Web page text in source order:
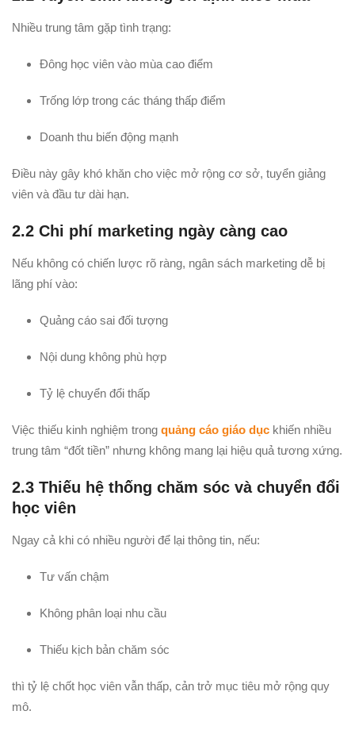
Nhiều trung tâm gặp tình trạng:
Đông học viên vào mùa cao điểm
Trống lớp trong các tháng thấp điểm
Doanh thu biến động mạnh
Điều này gây khó khăn cho việc mở rộng cơ sở, tuyển giảng
viên và đầu tư dài hạn.
2.2 Chi phí marketing ngày càng cao
Nếu không có chiến lược rõ ràng, ngân sách marketing dễ bị
lãng phí vào:
Quảng cáo sai đối tượng
Nội dung không phù hợp
Tỷ lệ chuyển đổi thấp
Việc thiếu kinh nghiệm trong quảng cáo giáo dục khiến nhiều
trung tâm “đốt tiền” nhưng không mang lại hiệu quả tương xứng.
2.3 Thiếu hệ thống chăm sóc và chuyển đổi
học viên
Ngay cả khi có nhiều người để lại thông tin, nếu:
Tư vấn chậm
Không phân loại nhu cầu
Thiếu kịch bản chăm sóc
thì tỷ lệ chốt học viên vẫn thấp, cản trở mục tiêu mở rộng quy
mô.